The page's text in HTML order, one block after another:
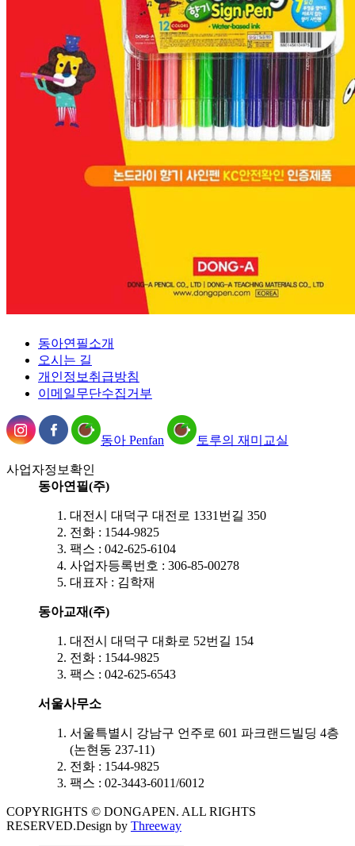
동아연필소개
오시는 길
개인정보취급방침
이메일무단수집거부
동아 Penfan 토루의 재미교실
사업자정보확인
동아연필(주)
대전시 대덕구 대전로 1331번길 350
전화 : 1544-9825
팩스 : 042-625-6104
사업자등록번호 : 306-85-00278
대표자 : 김학재
동아교재(주)
대전시 대덕구 대화로 52번길 154
전화 : 1544-9825
팩스 : 042-625-6543
서울사무소
서울특별시 강남구 언주로 601 파크랜드빌딩 4층
(논현동 237-11)
전화 : 1544-9825
팩스 : 02-3443-6011/6012
COPYRIGHTS © DONGAPEN. ALL RIGHTS
RESERVED.Design by Threeway